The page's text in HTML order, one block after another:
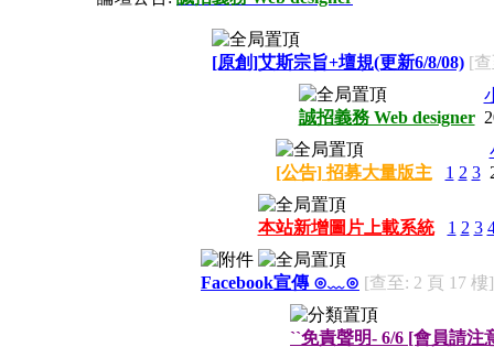
[原創]艾斯宗旨+壇規(更新6/8/08) [
誠招義務 Web designer
[公告] 招募大量版主 1 2 3
本站新增圖片上載系統 1 2 3
Facebook宣傳 ⊙﹏⊙ [查至: 2 頁 17 樓]
``免責聲明- 6/6 [會員請注